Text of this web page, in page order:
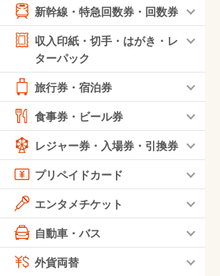
新幹線・特急回数券・回数券
収入印紙・切手・はがき・レ
ターパック
旅行券・宿泊券
食事券・ビール券
レジャー券・入場券・引換券
プリペイドカード
エンタメチケット
自動車・バス
外貨両替